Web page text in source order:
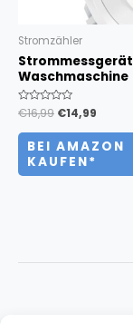
Stromzähler
Strommessgerät
Waschmaschine
Bewertet
mit
0
von
€16,99 €14,99
BEI AMAZON
KAUFEN*